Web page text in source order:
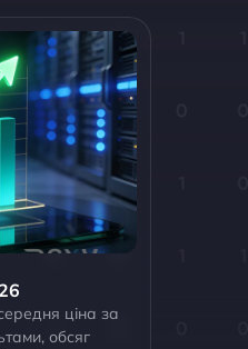
ціна за
обсяг